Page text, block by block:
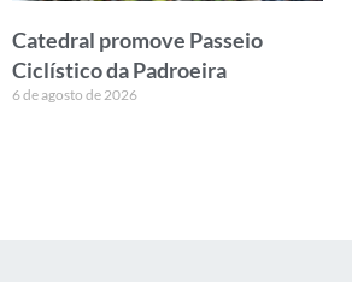
Catedral promove Passeio
Ciclístico da Padroeira
6 de agosto de 2026